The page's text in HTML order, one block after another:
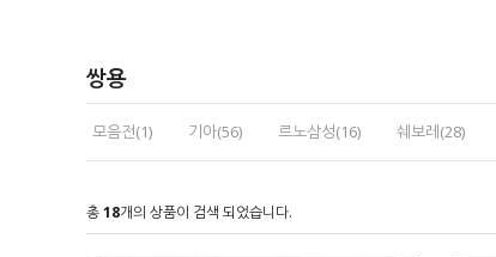
쌍용
모음전(1) 기아(56) 르노삼성(16) 쉐보레(28)
총18개의 상품이 검색 되었습니다.